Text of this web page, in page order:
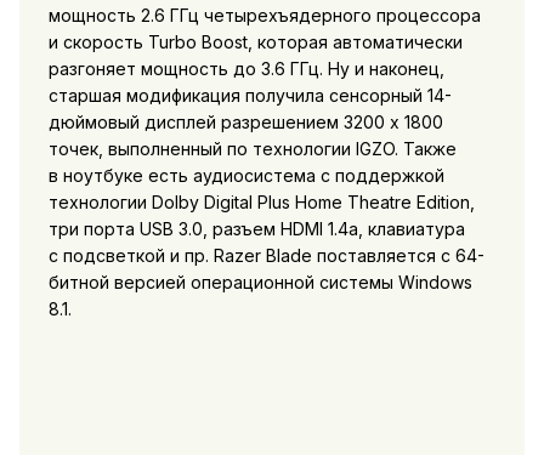
мощность 2.6 ГГц четырехъядерного процессора
и скорость Turbo Boost, которая автоматически
разгоняет мощность до 3.6 ГГц. Ну и наконец,
старшая модификация получила сенсорный 14-
дюймовый дисплей разрешением 3200 х 1800
точек, выполненный по технологии IGZO. Также
в ноутбуке есть аудиосистема с поддержкой
технологии Dolby Digital Plus Home Theatre Edition,
три порта USB 3.0, разъем HDMI 1.4a, клавиатура
с подсветкой и пр. Razer Blade поставляется с 64-
битной версией операционной системы Windows
8.1.